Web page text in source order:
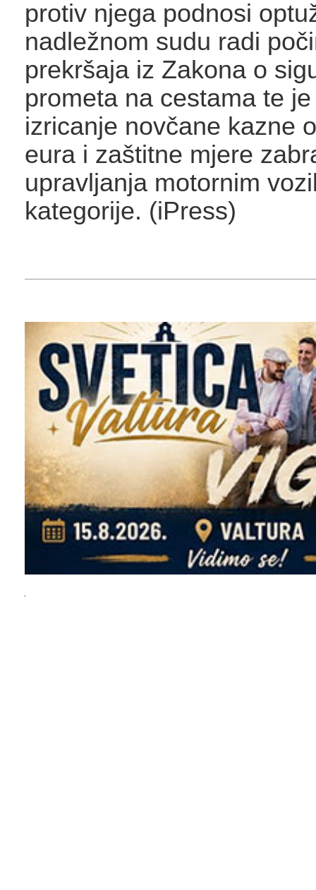
protiv njega podnosi
nadležnom sudu radi
prekršaja iz Zakona o
prometa na cestama te
izricanje novčane kazne
eura i zaštitne mjere
upravljanja motornim
kategorije. (iPress)